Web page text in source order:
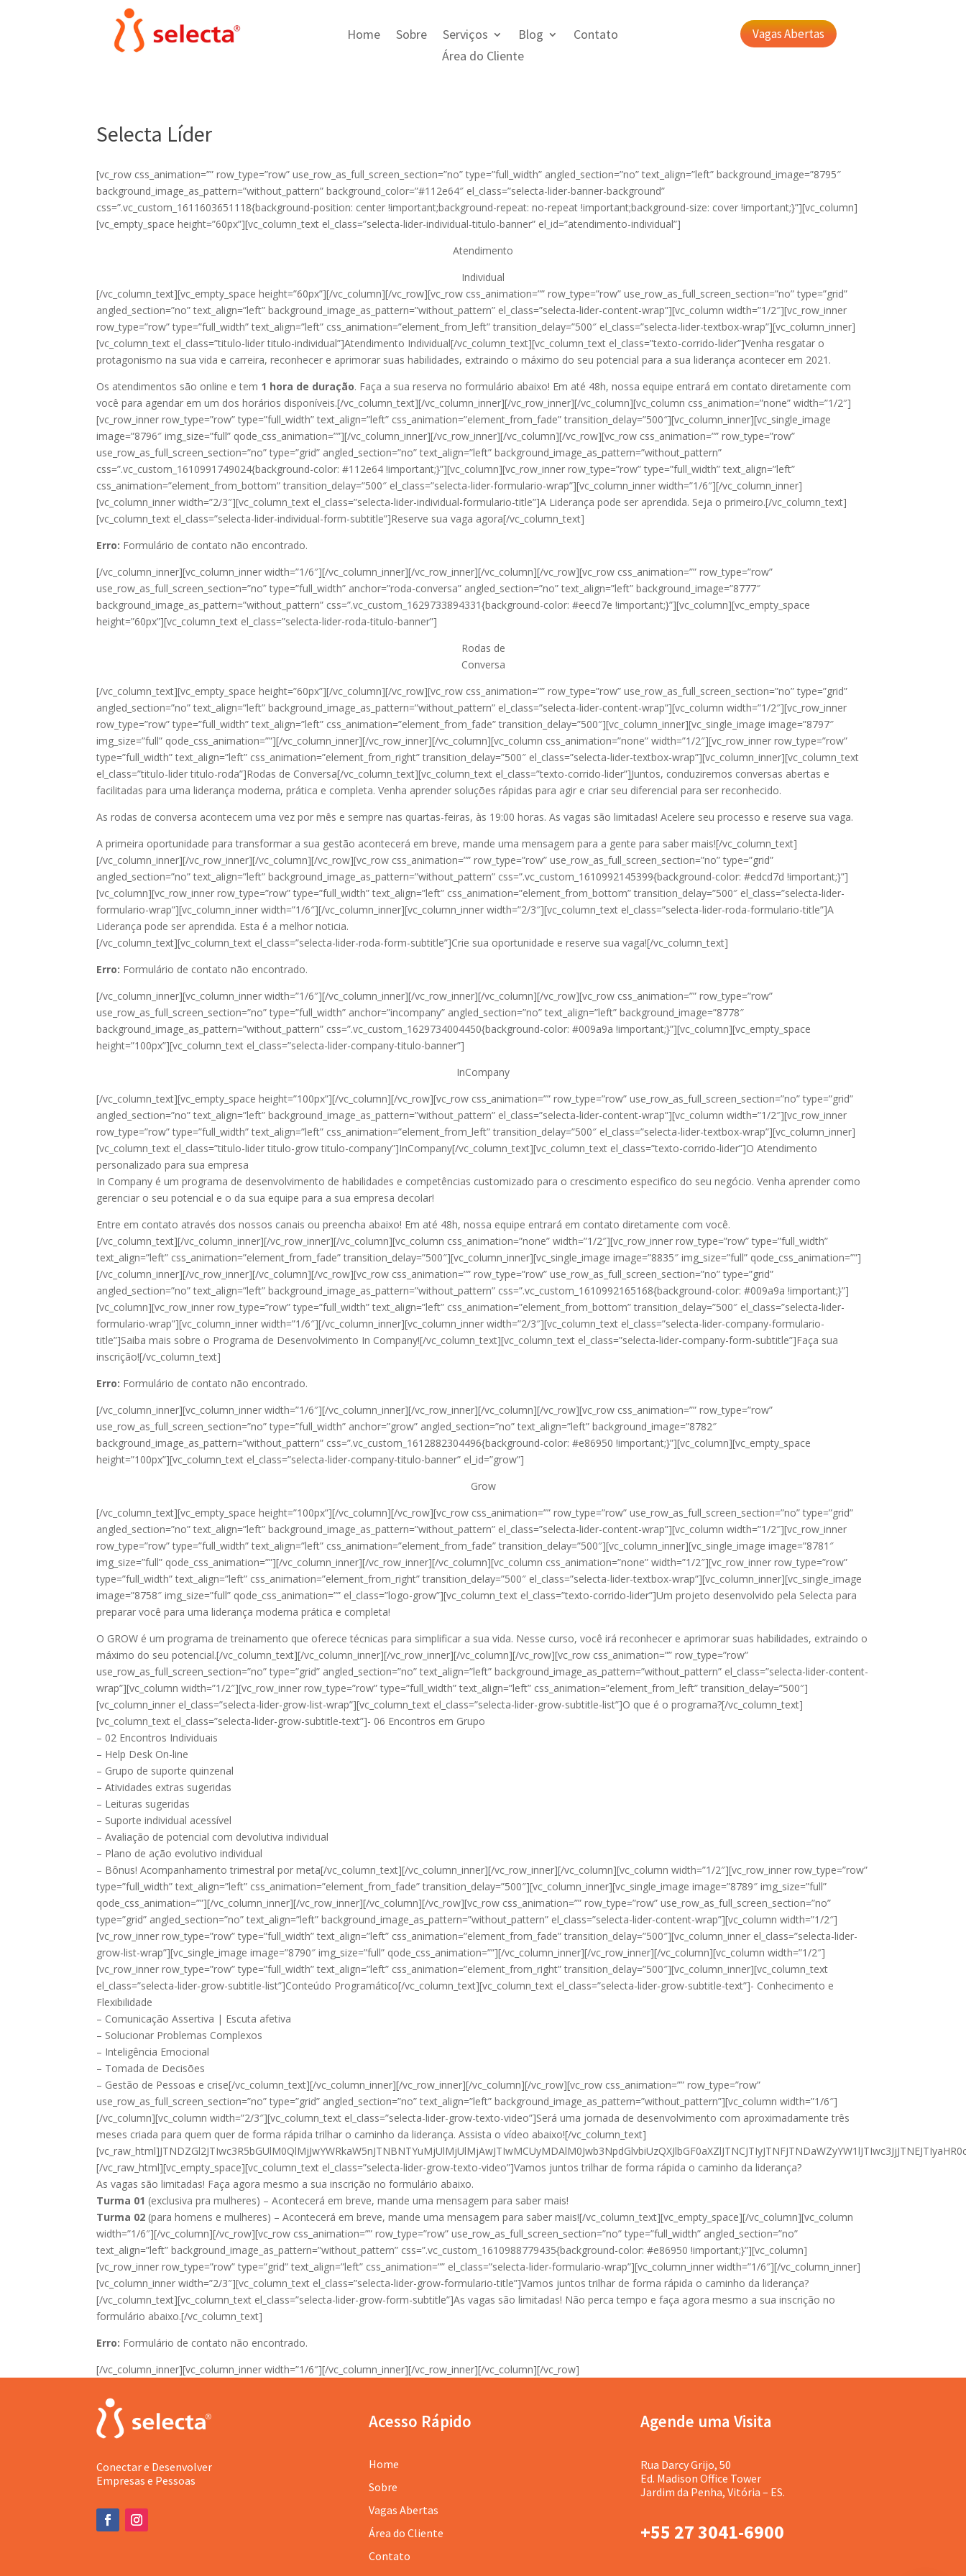
Home Sobre Serviços Blog
Contato
Área do Cliente
Vagas Abertas
Selecta Líder
[vc_row css_animation=”” row_type=”row” use_row_as_full_screen_section=”no” type=”full_width” angled_section=”no” text_align=”left” background_image=”8795″
background_image_as_pattern=”without_pattern” background_color=”#112e64″ el_class=”selecta-lider-banner-background”
css=”.vc_custom_1611603651118{background-position: center !important;background-repeat: no-repeat !important;background-size: cover !important;}”][vc_column]
[vc_empty_space height=”60px”][vc_column_text el_class=”selecta-lider-individual-titulo-banner” el_id=”atendimento-individual”]
Atendimento
Individual
[/vc_column_text][vc_empty_space height=”60px”][/vc_column][/vc_row][vc_row css_animation=”” row_type=”row” use_row_as_full_screen_section=”no” type=”grid”
angled_section=”no” text_align=”left” background_image_as_pattern=”without_pattern” el_class=”selecta-lider-content-wrap”][vc_column width=”1/2″][vc_row_inner
row_type=”row” type=”full_width” text_align=”left” css_animation=”element_from_left” transition_delay=”500″ el_class=”selecta-lider-textbox-wrap”][vc_column_inner]
[vc_column_text el_class=”titulo-lider titulo-individual”]Atendimento Individual[/vc_column_text][vc_column_text el_class=”texto-corrido-lider”]Venha resgatar o
protagonismo na sua vida e carreira, reconhecer e aprimorar suas habilidades, extraindo o máximo do seu potencial para a sua liderança acontecer em 2021.
Os atendimentos são online e tem 1 hora de duração. Faça a sua reserva no formulário abaixo! Em até 48h, nossa equipe entrará em contato diretamente com
você para agendar em um dos horários disponíveis.[/vc_column_text][/vc_column_inner][/vc_row_inner][/vc_column][vc_column css_animation=”none” width=”1/2″]
[vc_row_inner row_type=”row” type=”full_width” text_align=”left” css_animation=”element_from_fade” transition_delay=”500″][vc_column_inner][vc_single_image
image=”8796″ img_size=”full” qode_css_animation=””][/vc_column_inner][/vc_row_inner][/vc_column][/vc_row][vc_row css_animation=”” row_type=”row”
use_row_as_full_screen_section=”no” type=”grid” angled_section=”no” text_align=”left” background_image_as_pattern=”without_pattern”
css=”.vc_custom_1610991749024{background-color: #112e64 !important;}”][vc_column][vc_row_inner row_type=”row” type=”full_width” text_align=”left”
css_animation=”element_from_bottom” transition_delay=”500″ el_class=”selecta-lider-formulario-wrap”][vc_column_inner width=”1/6″][/vc_column_inner]
[vc_column_inner width=”2/3″][vc_column_text el_class=”selecta-lider-individual-formulario-title”]A Liderança pode ser aprendida. Seja o primeiro.[/vc_column_text]
[vc_column_text el_class=”selecta-lider-individual-form-subtitle”]Reserve sua vaga agora[/vc_column_text]
Erro: Formulário de contato não encontrado.
[/vc_column_inner][vc_column_inner width=”1/6″][/vc_column_inner][/vc_row_inner][/vc_column][/vc_row][vc_row css_animation=”” row_type=”row”
use_row_as_full_screen_section=”no” type=”full_width” anchor=”roda-conversa” angled_section=”no” text_align=”left” background_image=”8777″
background_image_as_pattern=”without_pattern” css=”.vc_custom_1629733894331{background-color: #eecd7e !important;}”][vc_column][vc_empty_space
height=”60px”][vc_column_text el_class=”selecta-lider-roda-titulo-banner”]
Rodas de
Conversa
[/vc_column_text][vc_empty_space height=”60px”][/vc_column][/vc_row][vc_row css_animation=”” row_type=”row” use_row_as_full_screen_section=”no” type=”grid”
angled_section=”no” text_align=”left” background_image_as_pattern=”without_pattern” el_class=”selecta-lider-content-wrap”][vc_column width=”1/2″][vc_row_inner
row_type=”row” type=”full_width” text_align=”left” css_animation=”element_from_fade” transition_delay=”500″][vc_column_inner][vc_single_image image=”8797″
img_size=”full” qode_css_animation=””][/vc_column_inner][/vc_row_inner][/vc_column][vc_column css_animation=”none” width=”1/2″][vc_row_inner row_type=”row”
type=”full_width” text_align=”left” css_animation=”element_from_right” transition_delay=”500″ el_class=”selecta-lider-textbox-wrap”][vc_column_inner][vc_column_text
el_class=”titulo-lider titulo-roda”]Rodas de Conversa[/vc_column_text][vc_column_text el_class=”texto-corrido-lider”]Juntos, conduziremos conversas abertas e
facilitadas para uma liderança moderna, prática e completa. Venha aprender soluções rápidas para agir e criar seu diferencial para ser reconhecido.
As rodas de conversa acontecem uma vez por mês e sempre nas quartas-feiras, às 19:00 horas. As vagas são limitadas! Acelere seu processo e reserve sua vaga.
A primeira oportunidade para transformar a sua gestão acontecerá em breve, mande uma mensagem para a gente para saber mais![/vc_column_text]
[/vc_column_inner][/vc_row_inner][/vc_column][/vc_row][vc_row css_animation=”” row_type=”row” use_row_as_full_screen_section=”no” type=”grid”
angled_section=”no” text_align=”left” background_image_as_pattern=”without_pattern” css=”.vc_custom_1610992145399{background-color: #edcd7d !important;}”]
[vc_column][vc_row_inner row_type=”row” type=”full_width” text_align=”left” css_animation=”element_from_bottom” transition_delay=”500″ el_class=”selecta-lider-
formulario-wrap”][vc_column_inner width=”1/6″][/vc_column_inner][vc_column_inner width=”2/3″][vc_column_text el_class=”selecta-lider-roda-formulario-title”]A
Liderança pode ser aprendida. Esta é a melhor noticia.
[/vc_column_text][vc_column_text el_class=”selecta-lider-roda-form-subtitle”]Crie sua oportunidade e reserve sua vaga![/vc_column_text]
Erro: Formulário de contato não encontrado.
[/vc_column_inner][vc_column_inner width=”1/6″][/vc_column_inner][/vc_row_inner][/vc_column][/vc_row][vc_row css_animation=”” row_type=”row”
use_row_as_full_screen_section=”no” type=”full_width” anchor=”incompany” angled_section=”no” text_align=”left” background_image=”8778″
background_image_as_pattern=”without_pattern” css=”.vc_custom_1629734004450{background-color: #009a9a !important;}”][vc_column][vc_empty_space
height=”100px”][vc_column_text el_class=”selecta-lider-company-titulo-banner”]
InCompany
[/vc_column_text][vc_empty_space height=”100px”][/vc_column][/vc_row][vc_row css_animation=”” row_type=”row” use_row_as_full_screen_section=”no” type=”grid”
angled_section=”no” text_align=”left” background_image_as_pattern=”without_pattern” el_class=”selecta-lider-content-wrap”][vc_column width=”1/2″][vc_row_inner
row_type=”row” type=”full_width” text_align=”left” css_animation=”element_from_left” transition_delay=”500″ el_class=”selecta-lider-textbox-wrap”][vc_column_inner]
[vc_column_text el_class=”titulo-lider titulo-grow titulo-company”]InCompany[/vc_column_text][vc_column_text el_class=”texto-corrido-lider”]O Atendimento
personalizado para sua empresa
In Company é um programa de desenvolvimento de habilidades e competências customizado para o crescimento especifico do seu negócio. Venha aprender como
gerenciar o seu potencial e o da sua equipe para a sua empresa decolar!
Entre em contato através dos nossos canais ou preencha abaixo! Em até 48h, nossa equipe entrará em contato diretamente com você.
[/vc_column_text][/vc_column_inner][/vc_row_inner][/vc_column][vc_column css_animation=”none” width=”1/2″][vc_row_inner row_type=”row” type=”full_width”
text_align=”left” css_animation=”element_from_fade” transition_delay=”500″][vc_column_inner][vc_single_image image=”8835″ img_size=”full” qode_css_animation=””]
[/vc_column_inner][/vc_row_inner][/vc_column][/vc_row][vc_row css_animation=”” row_type=”row” use_row_as_full_screen_section=”no” type=”grid”
angled_section=”no” text_align=”left” background_image_as_pattern=”without_pattern” css=”.vc_custom_1610992165168{background-color: #009a9a !important;}”]
[vc_column][vc_row_inner row_type=”row” type=”full_width” text_align=”left” css_animation=”element_from_bottom” transition_delay=”500″ el_class=”selecta-lider-
formulario-wrap”][vc_column_inner width=”1/6″][/vc_column_inner][vc_column_inner width=”2/3″][vc_column_text el_class=”selecta-lider-company-formulario-
title”]Saiba mais sobre o Programa de Desenvolvimento In Company![/vc_column_text][vc_column_text el_class=”selecta-lider-company-form-subtitle”]Faça sua
inscrição![/vc_column_text]
Erro: Formulário de contato não encontrado.
[/vc_column_inner][vc_column_inner width=”1/6″][/vc_column_inner][/vc_row_inner][/vc_column][/vc_row][vc_row css_animation=”” row_type=”row”
use_row_as_full_screen_section=”no” type=”full_width” anchor=”grow” angled_section=”no” text_align=”left” background_image=”8782″
background_image_as_pattern=”without_pattern” css=”.vc_custom_1612882304496{background-color: #e86950 !important;}”][vc_column][vc_empty_space
height=”100px”][vc_column_text el_class=”selecta-lider-company-titulo-banner” el_id=”grow”]
Grow
[/vc_column_text][vc_empty_space height=”100px”][/vc_column][/vc_row][vc_row css_animation=”” row_type=”row” use_row_as_full_screen_section=”no” type=”grid”
angled_section=”no” text_align=”left” background_image_as_pattern=”without_pattern” el_class=”selecta-lider-content-wrap”][vc_column width=”1/2″][vc_row_inner
row_type=”row” type=”full_width” text_align=”left” css_animation=”element_from_fade” transition_delay=”500″][vc_column_inner][vc_single_image image=”8781″
img_size=”full” qode_css_animation=””][/vc_column_inner][/vc_row_inner][/vc_column][vc_column css_animation=”none” width=”1/2″][vc_row_inner row_type=”row”
type=”full_width” text_align=”left” css_animation=”element_from_right” transition_delay=”500″ el_class=”selecta-lider-textbox-wrap”][vc_column_inner][vc_single_image
image=”8758″ img_size=”full” qode_css_animation=”” el_class=”logo-grow”][vc_column_text el_class=”texto-corrido-lider”]Um projeto desenvolvido pela Selecta para
preparar você para uma liderança moderna prática e completa!
O GROW é um programa de treinamento que oferece técnicas para simplificar a sua vida. Nesse curso, você irá reconhecer e aprimorar suas habilidades, extraindo o
máximo do seu potencial.[/vc_column_text][/vc_column_inner][/vc_row_inner][/vc_column][/vc_row][vc_row css_animation=”” row_type=”row”
use_row_as_full_screen_section=”no” type=”grid” angled_section=”no” text_align=”left” background_image_as_pattern=”without_pattern” el_class=”selecta-lider-content-
wrap”][vc_column width=”1/2″][vc_row_inner row_type=”row” type=”full_width” text_align=”left” css_animation=”element_from_left” transition_delay=”500″]
[vc_column_inner el_class=”selecta-lider-grow-list-wrap”][vc_column_text el_class=”selecta-lider-grow-subtitle-list”]O que é o programa?[/vc_column_text]
[vc_column_text el_class=”selecta-lider-grow-subtitle-text”]- 06 Encontros em Grupo
– 02 Encontros Individuais
– Help Desk On-line
– Grupo de suporte quinzenal
– Atividades extras sugeridas
– Leituras sugeridas
– Suporte individual acessível
– Avaliação de potencial com devolutiva individual
– Plano de ação evolutivo individual
– Bônus! Acompanhamento trimestral por meta[/vc_column_text][/vc_column_inner][/vc_row_inner][/vc_column][vc_column width=”1/2″][vc_row_inner row_type=”row”
type=”full_width” text_align=”left” css_animation=”element_from_fade” transition_delay=”500″][vc_column_inner][vc_single_image image=”8789″ img_size=”full”
qode_css_animation=””][/vc_column_inner][/vc_row_inner][/vc_column][/vc_row][vc_row css_animation=”” row_type=”row” use_row_as_full_screen_section=”no”
type=”grid” angled_section=”no” text_align=”left” background_image_as_pattern=”without_pattern” el_class=”selecta-lider-content-wrap”][vc_column width=”1/2″]
[vc_row_inner row_type=”row” type=”full_width” text_align=”left” css_animation=”element_from_fade” transition_delay=”500″][vc_column_inner el_class=”selecta-lider-
grow-list-wrap”][vc_single_image image=”8790″ img_size=”full” qode_css_animation=””][/vc_column_inner][/vc_row_inner][/vc_column][vc_column width=”1/2″]
[vc_row_inner row_type=”row” type=”full_width” text_align=”left” css_animation=”element_from_right” transition_delay=”500″][vc_column_inner][vc_column_text
el_class=”selecta-lider-grow-subtitle-list”]Conteúdo Programático[/vc_column_text][vc_column_text el_class=”selecta-lider-grow-subtitle-text”]- Conhecimento e
Flexibilidade
– Comunicação Assertiva | Escuta afetiva
– Solucionar Problemas Complexos
– Inteligência Emocional
– Tomada de Decisões
– Gestão de Pessoas e crise[/vc_column_text][/vc_column_inner][/vc_row_inner][/vc_column][/vc_row][vc_row css_animation=”” row_type=”row”
use_row_as_full_screen_section=”no” type=”grid” angled_section=”no” text_align=”left” background_image_as_pattern=”without_pattern”][vc_column width=”1/6″]
[/vc_column][vc_column width=”2/3″][vc_column_text el_class=”selecta-lider-grow-texto-video”]Será uma jornada de desenvolvimento com aproximadamente três
meses criada para quem quer de forma rápida trilhar o caminho da liderança. Assista o vídeo abaixo![/vc_column_text]
[/vc_raw_html][vc_empty_space][vc_column_text el_class=”selecta-lider-grow-texto-video”]Vamos juntos trilhar de forma rápida o caminho da liderança?
As vagas são limitadas! Faça agora mesmo a sua inscrição no formulário abaixo.
Turma 01 (exclusiva pra mulheres) – Acontecerá em breve, mande uma mensagem para saber mais!
Turma 02 (para homens e mulheres) – Acontecerá em breve, mande uma mensagem para saber mais![/vc_column_text][vc_empty_space][/vc_column][vc_column
width=”1/6″][/vc_column][/vc_row][vc_row css_animation=”” row_type=”row” use_row_as_full_screen_section=”no” type=”full_width” angled_section=”no”
text_align=”left” background_image_as_pattern=”without_pattern” css=”.vc_custom_1610988779435{background-color: #e86950 !important;}”][vc_column]
[vc_row_inner row_type=”row” type=”grid” text_align=”left” css_animation=”” el_class=”selecta-lider-formulario-wrap”][vc_column_inner width=”1/6″][/vc_column_inner]
[vc_column_inner width=”2/3″][vc_column_text el_class=”selecta-lider-grow-formulario-title”]Vamos juntos trilhar de forma rápida o caminho da liderança?
[/vc_column_text][vc_column_text el_class=”selecta-lider-grow-form-subtitle”]As vagas são limitadas! Não perca tempo e faça agora mesmo a sua inscrição no
formulário abaixo.[/vc_column_text]
Erro: Formulário de contato não encontrado.
[/vc_column_inner][vc_column_inner width=”1/6″][/vc_column_inner][/vc_row_inner][/vc_column][/vc_row]
Conectar e Desenvolver
Empresas e Pessoas
Acesso Rápido
Home
Sobre
Vagas Abertas
Área do Cliente
Contato
Agende uma Visita
Rua Darcy Grijo, 50
Ed. Madison Office Tower
Jardim da Penha, Vitória – ES.
+55 27 3041-6900